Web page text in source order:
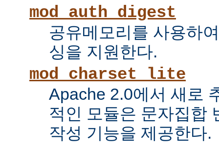
mod_auth_digest
공유메모리를 사용하
싱을 지원한다.
mod_charset_lite
Apache 2.0에서 새로
적인 모듈은 문자집합
작성 기능을 제공한다.